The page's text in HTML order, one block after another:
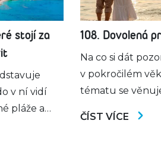
stojí za
v ní vidí
pláže a
evropských
108. Dovolená
Na co si dát
v pokročilém
tématu se
Pátek. Radí, jak
ČÍST VÍCE